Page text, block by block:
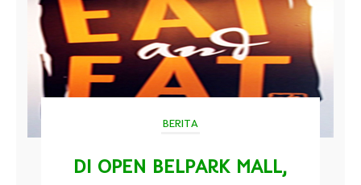
BERITA
DI OPEN BELPARK MALL,